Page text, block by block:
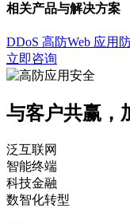
相关产品与解决方案
DDoS 高防Web 应用
立即咨询
与客户共赢，
泛互联网
智能终端
科技金融
数智化转型